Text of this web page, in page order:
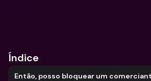
Índice
Então, posso bloquear um